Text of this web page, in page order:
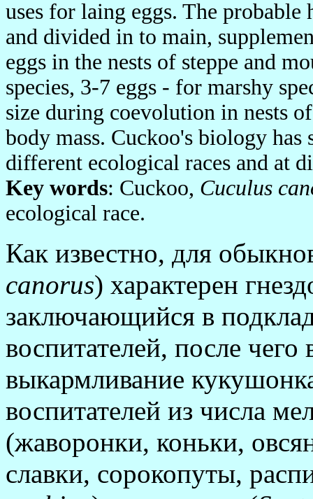
uses for laing eggs. The probable
and divided in to main,
eggs in the nests of steppe and
species, 3-7 eggs - for marshy
size during coevolution in nests
body mass. Cuckoo's biology
different ecological races and at
Key words: Cuckoo, Cuculus
ecological race.
Как известно, для
canorus) характерен
заключающийся в
воспитателей, после чего
выкармливание
воспитателей из числа
(жаворонки, коньки,
славки, сорокопуты,